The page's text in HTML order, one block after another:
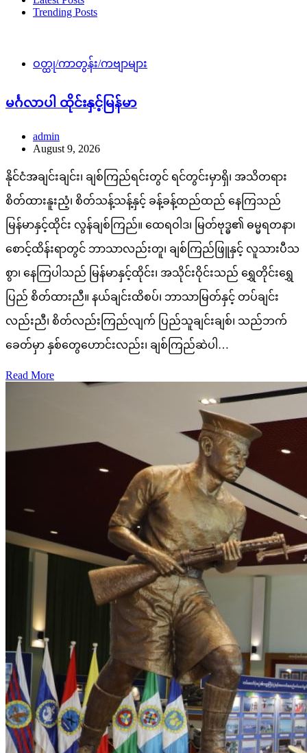
Trending Posts
ဝတ္ထု/ကာတွန်း/ကဗျာများ
မင်္ဂလာပါ ထိုင်းနှင့်မြန်မာ
admin
August 9, 2026
နိုင်ငံအချင်းချင်း၊ ချစ်ကြည်ရင်းတွင် ရင်တွင်းမှာရှိ၊ အသိတရား
စိတ်ထားနူးညံ့၊ စိတ်သန့်သန့်နှင့် ခန့်ခန့်ထည်ထည် နေကြသည်
မြန်မာနှင့်ထိုင်း လွန်ချစ်ကြည်။ ထေရဝါဒ၊ မြတ်ဗုဒ္ဓ၏ ဓမ္မရတနာ၊
စောင့်ထိန်းရာတွင် ဘာသာလည်းတူ၊ ချစ်ကြည်ဖြူနှင့် လူသားပီသ
စွာ၊ နေကြပါသည် မြန်မာနှင့်ထိုင်း၊ အသိုင်းဝိုင်းသည် ရွှေတိုင်းရွှေ
ပြည် စိတ်ထားညီ။ နယ်ချင်းထိစပ်၊ ဘာသာမြတ်နှင့် တပ်ချင်း
လည်းညီ၊ စိတ်လည်းကြည်လျက် ပြည်သူချင်းချစ်၊ သည်ဘက်
ခေတ်မှာ နှစ်တွေဟောင်းလည်း၊ ချစ်ကြည်ဆဲပါ…
Read More